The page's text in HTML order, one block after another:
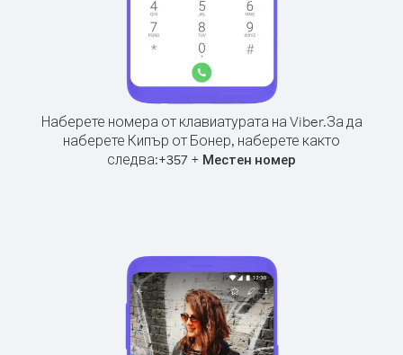
Наберете номера от клавиатурата на Viber.За да
наберете Кипър от Бонер, наберете както
следва:+357 + Местен номер